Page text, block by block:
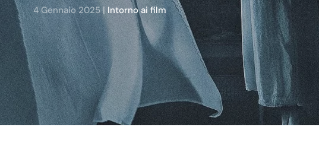
4 Gennaio 2025| Intorno ai film